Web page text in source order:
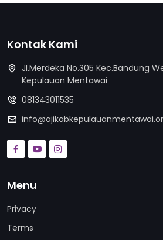
Kontak Kami
Jl.Merdeka No.305 Kec.Bandung
Kepulauan Mentawai
081343011535
Menu
Privacy
Terms